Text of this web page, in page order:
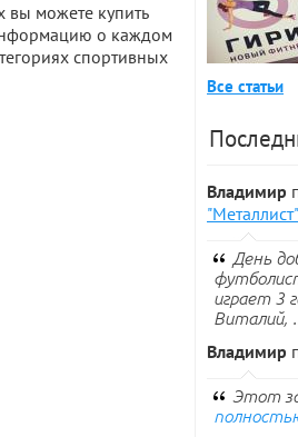
вы можете купить
о каждом
спортивных
Все статьи
Владимир
"Металлист"
День
играет 3
Виталий,
Владимир
Этот